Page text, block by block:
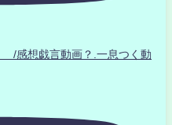
感想戯言動画？.一息つく動